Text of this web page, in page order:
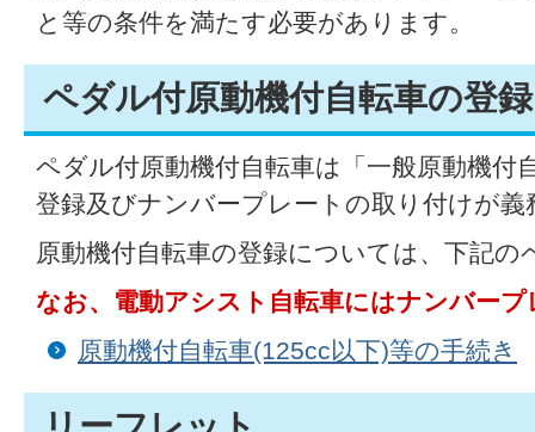
と等の条件を満たす必要があります。
ペダル付原動機付自転車の登録
ペダル付原動機付自転車は「一般原動機付
登録及びナンバープレートの取り付けが
原動機付自転車の登録については、下記
なお、電動アシスト自転車にはナンバー
原動機付自転車(125cc以下)等の手続き